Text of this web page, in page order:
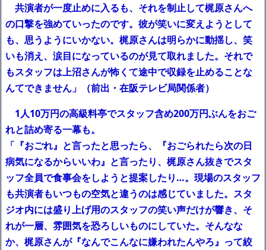
共演者が一度止めに入るも、それを制止して梶原さんへ
の口撃を強めていったのです。彼が笑いに変えようとして
も、思うようにいかない。梶原さんは明らかに動揺し、笑
いも消え、涙目になっているのが見て取れました。それで
もスタッフは上沼さんが怖くて途中で収録を止めることな
んてできません」（前出・在阪テレビ局関係者）
1人10万円の高級料亭でスタッフ含め200万円ぶんをおご
れと詰め寄る一幕も。
「『おごれ』と言ったと思ったら、『おごられたら次の日
病気になるからいいわ』と言ったり、梶原さん抜きでスタ
ッフ全員で食事会をしようと提案したり…。現場のスタッフ
も共演者もいつもの空気と違うのは感じていました。スタ
ジオ内には盛り上げ用のスタッフの笑い声だけが響き、そ
れが一層、雰囲気を恐ろしいものにしていた。そんなな
か、梶原さんが『なんでこんなに嫌われたんやろ』って絞